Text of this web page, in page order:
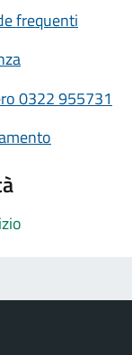
frequenti
0322 955731